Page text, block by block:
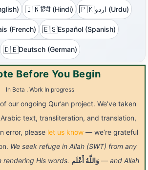
🇮🇳हिंदी (Hindi) 🇵🇰 اردو (Urdu)
(French) 🇪🇸Español (Spanish)
🇩🇪Deutsch (German)
Before You Begin
In Beta . Work In progress
our ongoing Qur’an project. We’ve taken
text, transliteration, and translation,
error, please let us know— we’re grateful
We seek refuge in Allah (SWT) from any
rendering His words.
وَاللَّهُ أَعْلَم
— and Allah